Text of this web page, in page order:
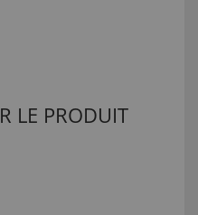
LE PRODUIT